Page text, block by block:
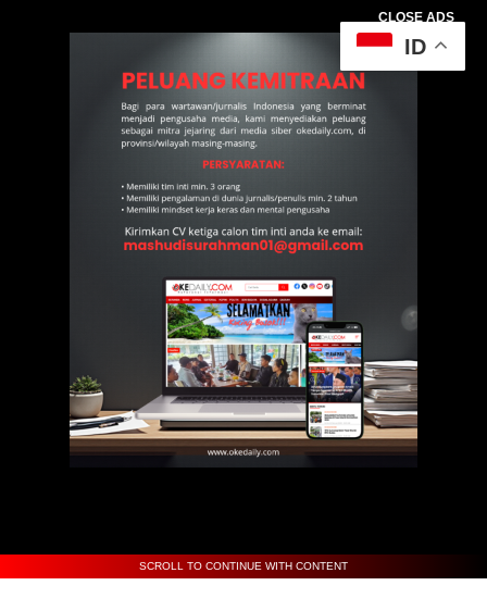
CLOSE ADS
SCROLL TO CONTINUE WITH CONTENT
ID